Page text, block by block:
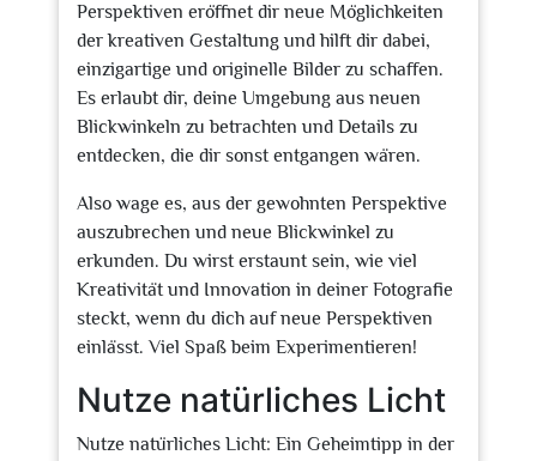
Perspektiven eröffnet dir neue Möglichkeiten
der kreativen Gestaltung und hilft dir dabei,
einzigartige und originelle Bilder zu schaffen.
Es erlaubt dir, deine Umgebung aus neuen
Blickwinkeln zu betrachten und Details zu
entdecken, die dir sonst entgangen wären.
Also wage es, aus der gewohnten Perspektive
auszubrechen und neue Blickwinkel zu
erkunden. Du wirst erstaunt sein, wie viel
Kreativität und Innovation in deiner Fotografie
steckt, wenn du dich auf neue Perspektiven
einlässt. Viel Spaß beim Experimentieren!
Nutze natürliches Licht
Nutze natürliches Licht: Ein Geheimtipp in der